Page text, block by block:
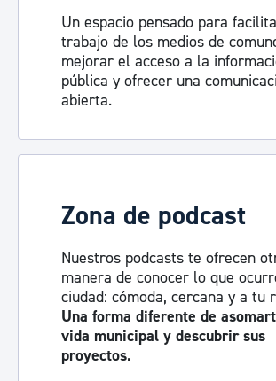
Un espacio pensado para
trabajo de los medios de
mejorar el acceso a la
pública y ofrecer una
abierta.
Visita la sala de prensa
Zona de podcast
Nuestros podcasts te ofrecen
manera de conocer lo que
ciudad: cómoda, cercana y a tu
Una forma diferente de
vida municipal y descubrir sus
proyectos.